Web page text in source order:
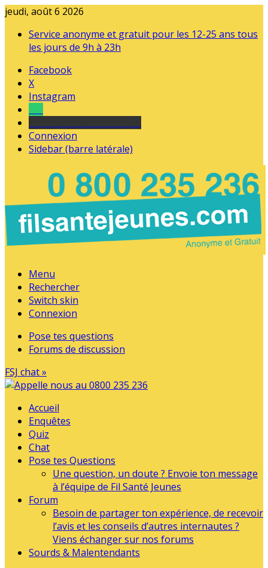
jeudi, août 6 2026
Service anonyme et gratuit pour les 12-25 ans tous
les jours de 9h à 23h
Facebook
X
Instagram
Connexion
Sidebar (barre latérale)
Menu
Rechercher
Switch skin
Connexion
Pose tes questions
Forums de discussion
FSJ chat »
Accueil
Enquêtes
Quiz
Chat
Pose tes Questions
Une question, un doute ? Envoie ton message
à l’équipe de Fil Santé Jeunes
Forum
Besoin de partager ton expérience, de recevoir
l’avis et les conseils d’autres internautes ?
Viens échanger sur nos forums
Sourds & Malentendants